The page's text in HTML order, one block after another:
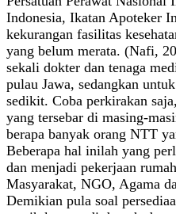
Indonesia, Ikatan Apoteker
kekurangan fasilitas
yang belum merata. (Nafi,
sekali dokter dan tenaga
pulau Jawa, sedangkan
sedikit. Coba perkirakan
yang tersebar di masing-
berapa banyak orang NTT
Beberapa hal inilah yang
dan menjadi pekerjaan
Masyarakat, NGO, Agama
Demikian pula soal